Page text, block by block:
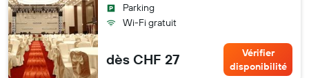
Parking
Wi-Fi gratuit
dès CHF 27
Vérifier
disponibilité